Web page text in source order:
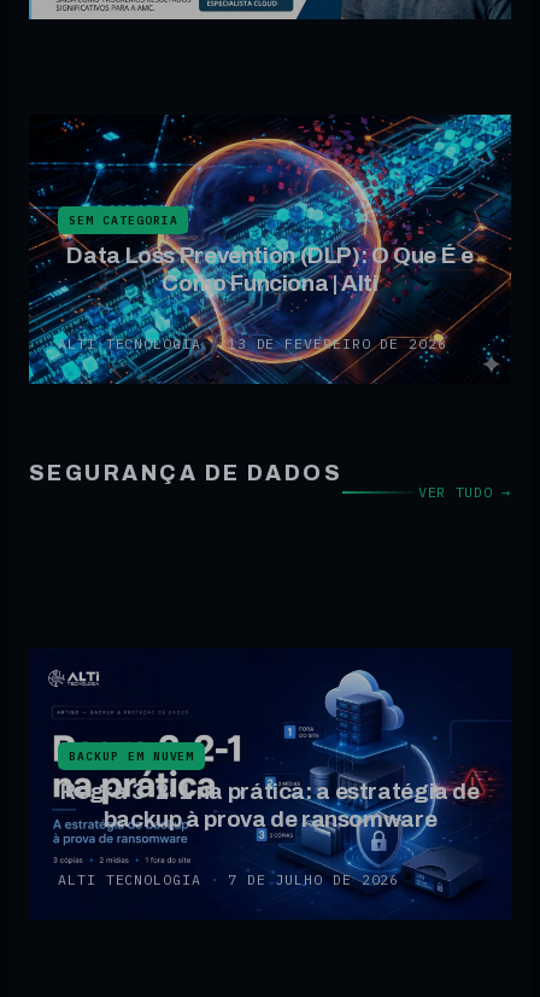
SEM CATEGORIA
Data Loss Prevention (DLP): O Que É e
Como Funciona | Alti
ALTI TECNOLOGIA · 13 DE FEVEREIRO DE 2026
SEGURANÇA DE DADOS
VER TUDO →
BACKUP EM NUVEM
Regra 3-2-1 na prática: a estratégia de
backup à prova de ransomware
ALTI TECNOLOGIA · 7 DE JULHO DE 2026